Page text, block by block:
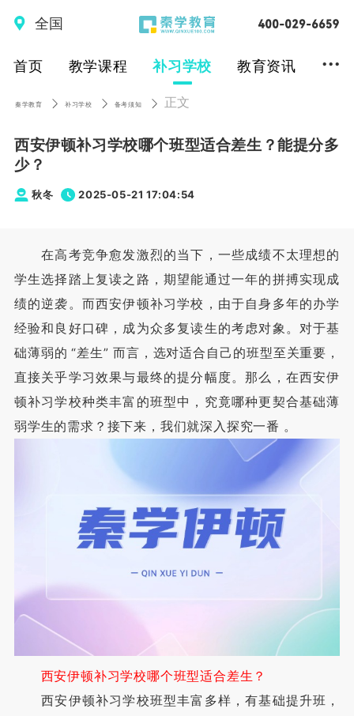
全国
首页 教学课程 补习学校 教育资讯 ...
秦学教育 补习学校 备考须知 正文
西安伊顿补习学校哪个班型适合差生？能提分多
少？
秋冬 2025-05-21 17:04:54
在高考竞争愈发激烈的当下，一些成绩不太理想的
学生选择踏上复读之路，期望能通过一年的拼搏实现成
绩的逆袭。而西安伊顿补习学校，由于自身多年的办学
经验和良好口碑，成为众多复读生的考虑对象。对于基
础薄弱的 “差生” 而言，选对适合自己的班型至关重要，
直接关乎学习效果与最终的提分幅度。那么，在西安伊
顿补习学校种类丰富的班型中，究竟哪种更契合基础薄
弱学生的需求？接下来，我们就深入探究一番 。
西安伊顿补习学校哪个班型适合差生？
西安伊顿补习学校班型丰富多样，有基础提升班，